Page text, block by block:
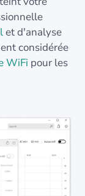
et d'analyse
considérée
WiFi pour les